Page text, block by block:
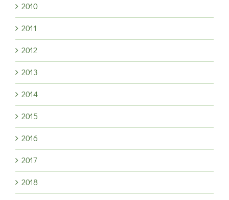
2010
2011
2012
2013
2014
2015
2016
2017
2018